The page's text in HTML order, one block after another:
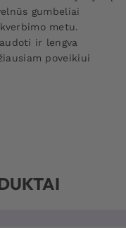
gumbeliai
metu.
ir lengva
poveikiui